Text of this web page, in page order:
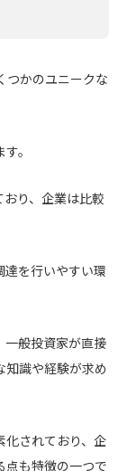
つかのユニークな
。
り、企業は比較
達を行いやすい環
一般投資家が直接
識や経験が求め
化されており、企
点も特徴の一つで